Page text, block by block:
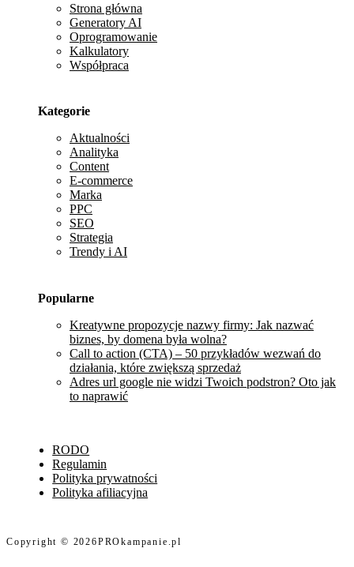
Strona główna
Generatory AI
Oprogramowanie
Kalkulatory
Współpraca
Kategorie
Aktualności
Analityka
Content
E-commerce
Marka
PPC
SEO
Strategia
Trendy i AI
Popularne
Kreatywne propozycje nazwy firmy: Jak nazwać
biznes, by domena była wolna?
Call to action (CTA) – 50 przykładów wezwań do
działania, które zwiększą sprzedaż
Adres url google nie widzi Twoich podstron? Oto jak
to naprawić
RODO
Regulamin
Polityka prywatności
Polityka afiliacyjna
Copyright © 2026PROkampanie.pl